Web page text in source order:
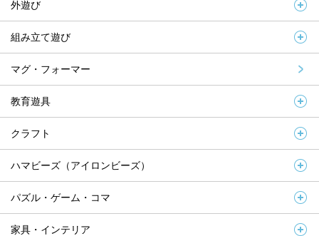
外遊び
組み立て遊び
マグ・フォーマー
教育遊具
クラフト
ハマビーズ（アイロンビーズ）
パズル・ゲーム・コマ
家具・インテリア